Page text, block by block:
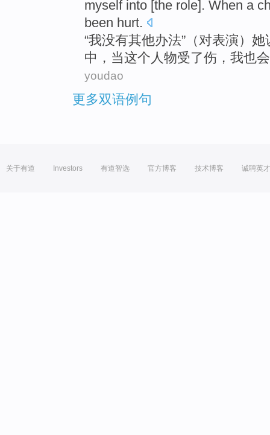
myselfinto [the role]. When a
been hurt.
“我没有其他办法”（对表演） 她
中， 当这个人物受了伤 ，我也
youdao
更多双语例句
关于有道 Investors 有道智选 官方博客 技术博客 诚聘英才